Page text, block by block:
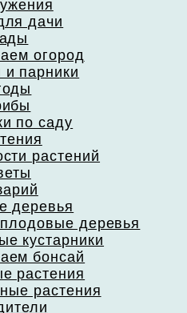
дачи
огород
парники
по саду
растений
деревья
деревья
кустарники
бонсай
растения
растения